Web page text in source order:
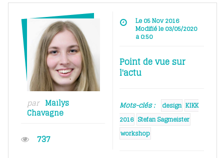
par Maïlys
Chavagne
737
Le 05 Nov 2016
Modifié le 03/05/2020
à 0:50
Point de vue sur
l'actu
Mots-clés : design KIKK
2016 Stefan Sagmeister
workshop